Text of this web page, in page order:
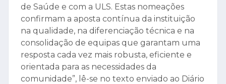
de Saúde e com a ULS. Estas nomeações
confirmam a aposta contínua da instituição
na qualidade, na diferenciação técnica e na
consolidação de equipas que garantam uma
resposta cada vez mais robusta, eficiente e
orientada para as necessidades da
comunidade”, lê-se no texto enviado ao Diário